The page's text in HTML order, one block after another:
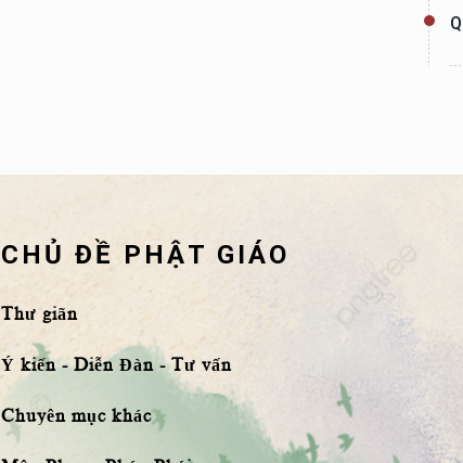
CHỦ ĐỀ PHẬT GIÁO
Thư giãn
Ý kiến - Diễn Đàn - Tư vấn
Chuyên mục khác